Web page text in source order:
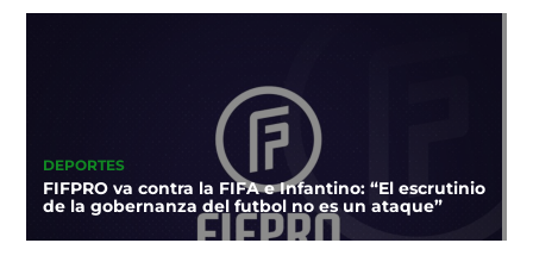
DEPORTES
FIFPRO va contra la FIFA e Infantino: “El escrutinio
de la gobernanza del futbol no es un ataque”